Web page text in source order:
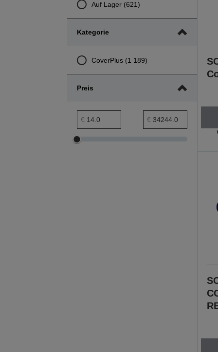
Auf Lager (621)
Kategorie
CoverPlus (1 189)
Preis
Preis min. Bereich
€ Preis max. Bereich
€
Preis
Preis